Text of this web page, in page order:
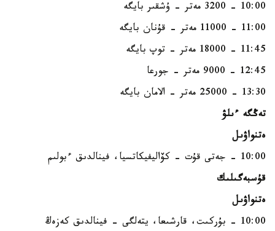
10:00 - 3200 مەتر - ۇشقىر بايگە
11:00 - 11000 مەتر - قۇنان بايگە
11:45 - 18000 مەتر - توپ بايگە
12:45 - 9000 مەتر - جورعا
13:30 - 25000 مەتر - الامان بايگە
تەڭگە ءىلۋ
ەتنواۋىل
10:00 - جەتى قۇت - كۆاليفيكاتسيا، فينالدىق ءبولىم
قۇسبەگىلىك
ەتنواۋىل
10:00 - بۇركىت، قارشىعا، يتەلگى - فينالدىق كەزەڭ